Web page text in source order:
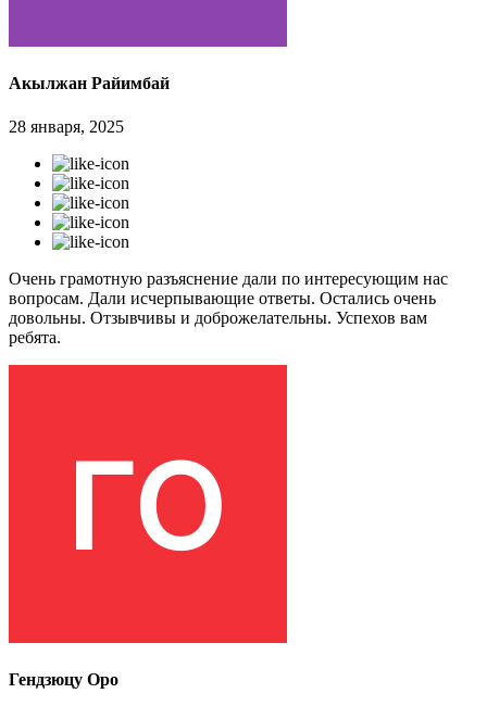
Акылжан Райимбай
28 января, 2025
Очень грамотную разъяснение дали по интересующим нас
вопросам. Дали исчерпывающие ответы. Остались очень
довольны. Отзывчивы и доброжелательны. Успехов вам
ребята.
Гендзюцу Оро